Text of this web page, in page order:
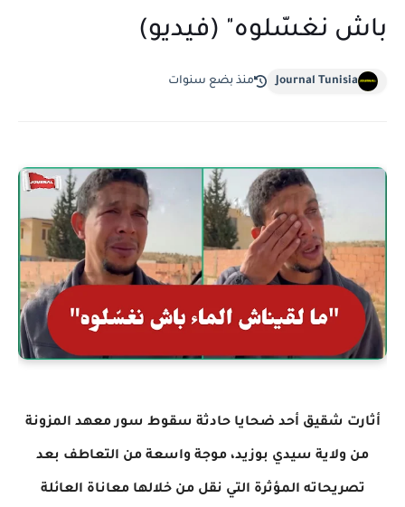
باش نغسّلوه" (فيديو)
Journal Tunisia منذ بضع سنوات
أثارت شقيق أحد ضحايا حادثة سقوط سور معهد المزونة
من ولاية سيدي بوزيد، موجة واسعة من التعاطف بعد
تصريحاته المؤثرة التي نقل من خلالها معاناة العائلة